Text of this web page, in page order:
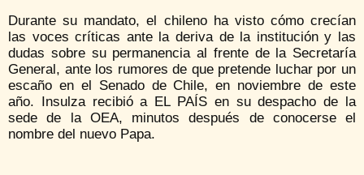
Durante su mandato, el chileno ha visto cómo crecían
las voces críticas ante la deriva de la institución y las
dudas sobre su permanencia al frente de la Secretaría
General, ante los rumores de que pretende luchar por un
escaño en el Senado de Chile, en noviembre de este
año. Insulza recibió a EL PAÍS en su despacho de la
sede de la OEA, minutos después de conocerse el
nombre del nuevo Papa.